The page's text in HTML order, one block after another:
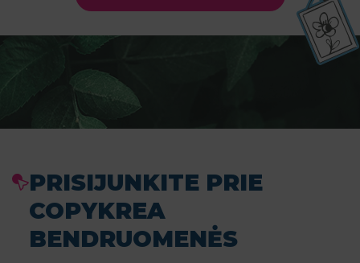
PRISIJUNKITE PRIE
COPYKREA
BENDRUOMENĖS